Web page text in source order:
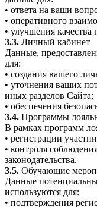
• ответа на ваши
• оперативного
• улучшения
3.3. Личный кабинет
Данные,
для:
• создания вашего
• уточнения ваших
иных разделов Сайта;
• обеспечения
3.4. Программы
В рамках программ
• регистрации
• контроля
законодательства.
3.5. Обучающие
Данные
используются для:
• подтверждения